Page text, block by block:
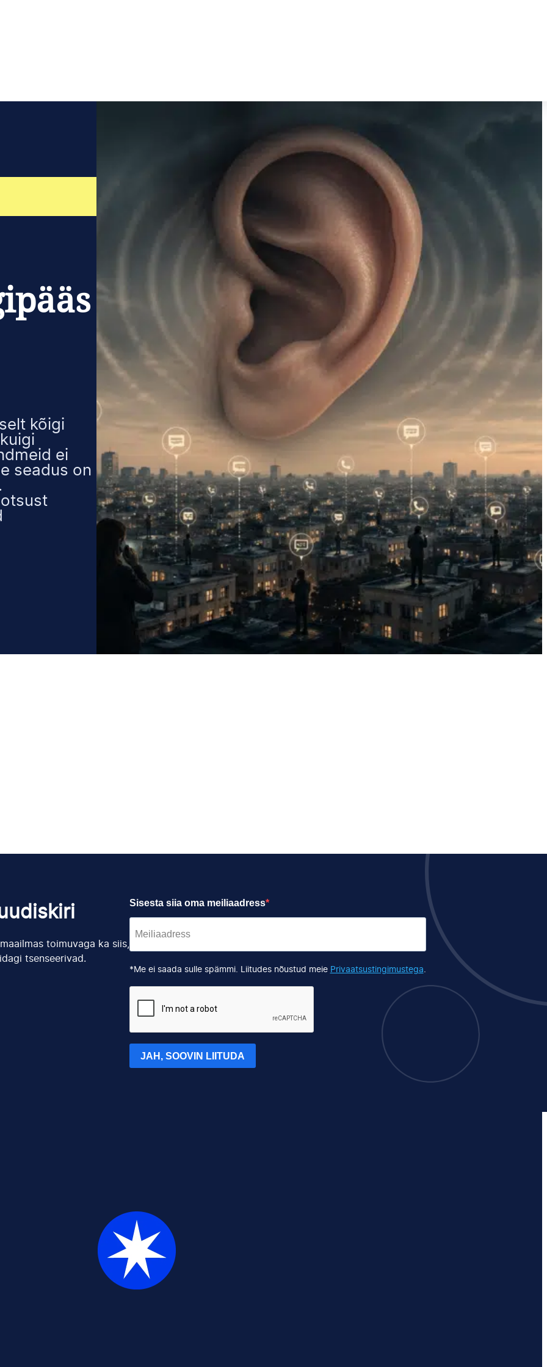
kõigi
ei
seadus on
toimuvaga ka siis,
tsenseerivad.
Sisesta siia oma meiliaadress
*Me ei saada sulle spämmi. Liitudes nõustud meie Privaatsustingimustega.
JAH, SOOVIN LIITUDA